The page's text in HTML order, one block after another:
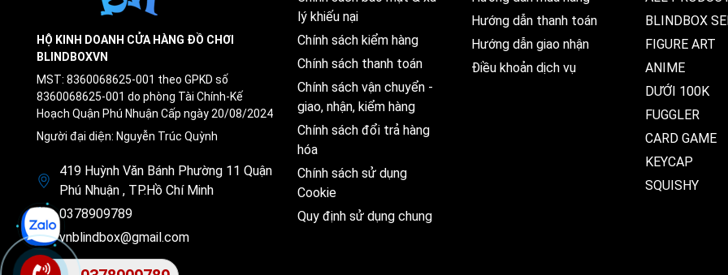
HỘ KINH DOANH CỬA HÀNG ĐỒ CHƠI
BLINDBOXVN
MST: 8360068625-001 theo GPKD số
8360068625-001 do phòng Tài Chính-Kế
Hoạch Quận Phú Nhuận Cấp ngày 20/08/2024
Người đại diện: Nguyễn Trúc Quỳnh
419 Huỳnh Văn Bánh Phường 11 Quận
Phú Nhuận , TP.Hồ Chí Minh
0378909789
vnblindbox@gmail.com
lý khiếu nại
Chính sách kiểm hàng
Chính sách thanh toán
Chính sách vận chuyển -
giao, nhận, kiểm hàng
Chính sách đổi trả hàng
hóa
Chính sách sử dụng
Cookie
Quy định sử dụng chung
Hướng dẫn thanh toán
Hướng dẫn giao nhận
Điều khoản dịch vụ
BLINDBOX
FIGURE ART
ANIME
DƯỚI 100K
FUGGLER
CARD GAME
KEYCAP
SQUISHY